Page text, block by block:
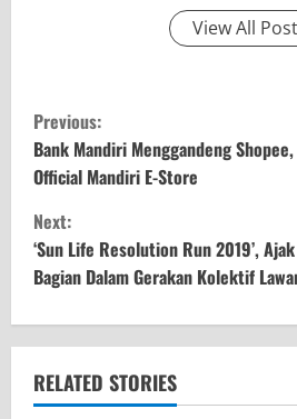
View All
C
o
n
t
i
n
u
Previous:
Bank Mandiri Menggandeng
Official Mandiri E-Store
Next:
‘Sun Life Resolution Run 2019’,
Bagian Dalam Gerakan Kolektif
RELATED STORIES